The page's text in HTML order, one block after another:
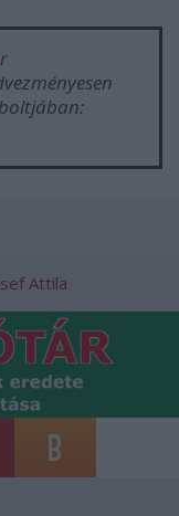
Attila